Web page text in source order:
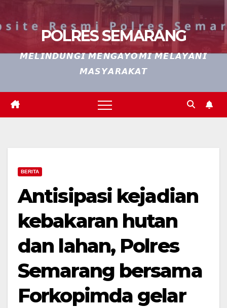
POLRES SEMARANG
𝙈𝙀𝙇𝙄𝙉𝘿𝙐𝙉𝙂𝙄 𝙈𝙀𝙉𝙂𝘼𝙔𝙊𝙈𝙄 𝙈𝙀𝙇𝘼𝙔𝘼𝙉𝙄
𝙈𝘼𝙎𝙔𝘼𝙍𝘼𝙆𝘼𝙏
BERITA
Antisipasi kejadian
kebakaran hutan
dan lahan, Polres
Semarang bersama
Forkopimda gelar